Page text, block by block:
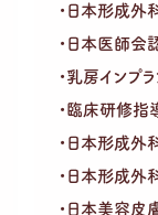
・日本形成
・日本医師会
・乳房インプ
・臨床研修指
・日本形成外
・日本形成外
・日本美容皮